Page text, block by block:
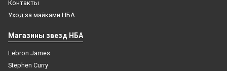
Контакты
Уход за майками НБА
Магазины звезд НБА
Lebron James
Stephen Curry